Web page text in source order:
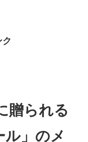
ク
贈られる
ル」のメ